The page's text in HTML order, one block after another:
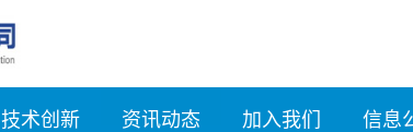
技术创新 资讯动态 加入我们 信息